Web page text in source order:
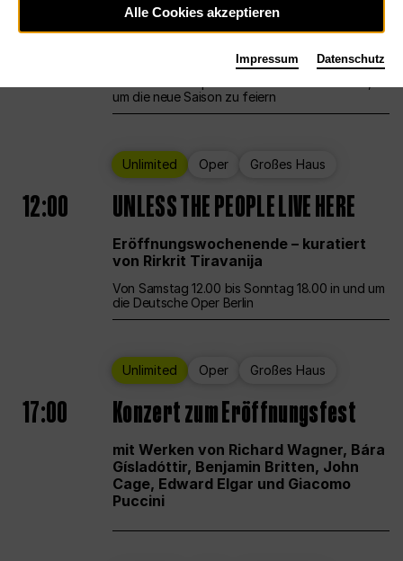
12:00 Eröffnungswochenende
um die neue Saison zu feiern
Unlimited Oper Großes Haus
12:00 UNLESS THE PEOPLE LIVE HERE
Eröffnungswochenende – kuratiert
von Rirkrit Tiravanija
Von Samstag 12.00 bis Sonntag 18.00 in und um
die Deutsche Oper Berlin
Unlimited Oper Großes Haus
17:00 Konzert zum Eröffnungsfest
mit Werken von Richard Wagner, Bára
Gísladóttir, Benjamin Britten, John
Cage, Edward Elgar und Giacomo
Puccini
Alle Cookies akzeptieren
Impressum Datenschutz